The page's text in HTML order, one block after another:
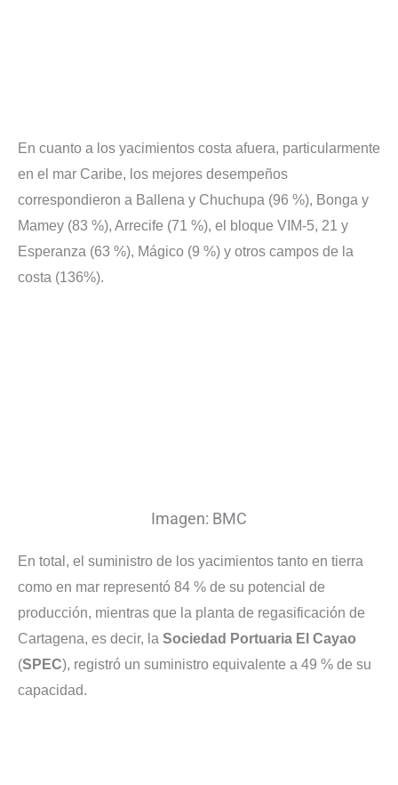
En cuanto a los yacimientos costa afuera, particularmente
en el mar Caribe, los mejores desempeños
correspondieron a Ballena y Chuchupa (96 %), Bonga y
Mamey (83 %), Arrecife (71 %), el bloque VIM-5, 21 y
Esperanza (63 %), Mágico (9 %) y otros campos de la
costa (136%).
Imagen: BMC
En total, el suministro de los yacimientos tanto en tierra
como en mar representó 84 % de su potencial de
producción, mientras que la planta de regasificación de
Cartagena, es decir, la Sociedad Portuaria El Cayao
(SPEC), registró un suministro equivalente a 49 % de su
capacidad.